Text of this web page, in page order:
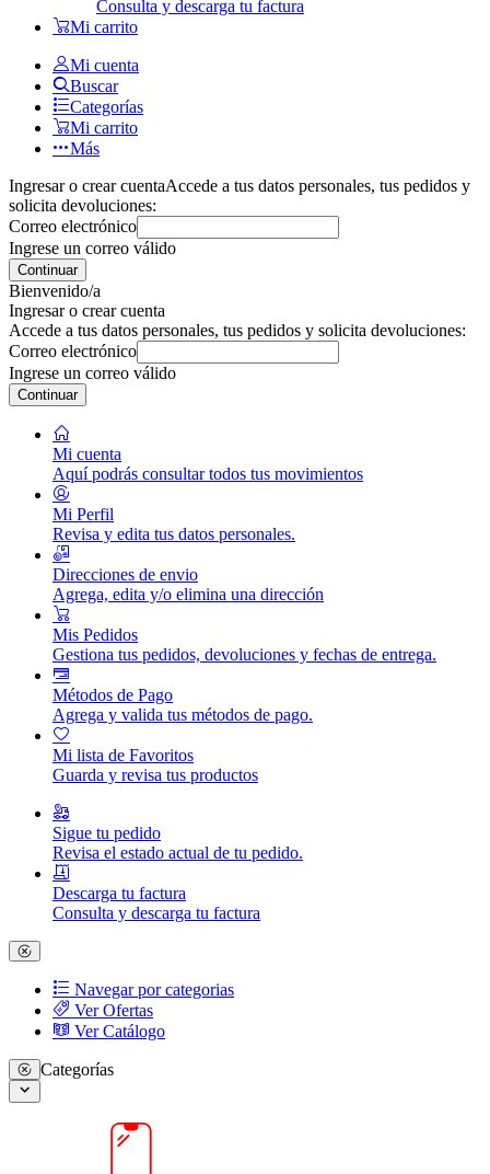
Consulta y descarga tu factura
Mi carrito
Mi cuenta
Buscar
Categorías
Mi carrito
Más
Ingresar o crear cuentaAccede a tus datos personales, tus pedidos y
solicita devoluciones:
Correo electrónico
Ingrese un correo válido
Continuar
Bienvenido/a
Ingresar o crear cuenta
Accede a tus datos personales, tus pedidos y solicita devoluciones:
Correo electrónico
Ingrese un correo válido
Continuar
Mi cuenta
Aquí podrás consultar todos tus movimientos
Mi Perfil
Revisa y edita tus datos personales.
Direcciones de envio
Agrega, edita y/o elimina una dirección
Mis Pedidos
Gestiona tus pedidos, devoluciones y fechas de entrega.
Métodos de Pago
Agrega y valida tus métodos de pago.
Mi lista de Favoritos
Guarda y revisa tus productos
Sigue tu pedido
Revisa el estado actual de tu pedido.
Descarga tu factura
Consulta y descarga tu factura
Navegar por categorias
Ver Ofertas
Ver Catálogo
Categorías